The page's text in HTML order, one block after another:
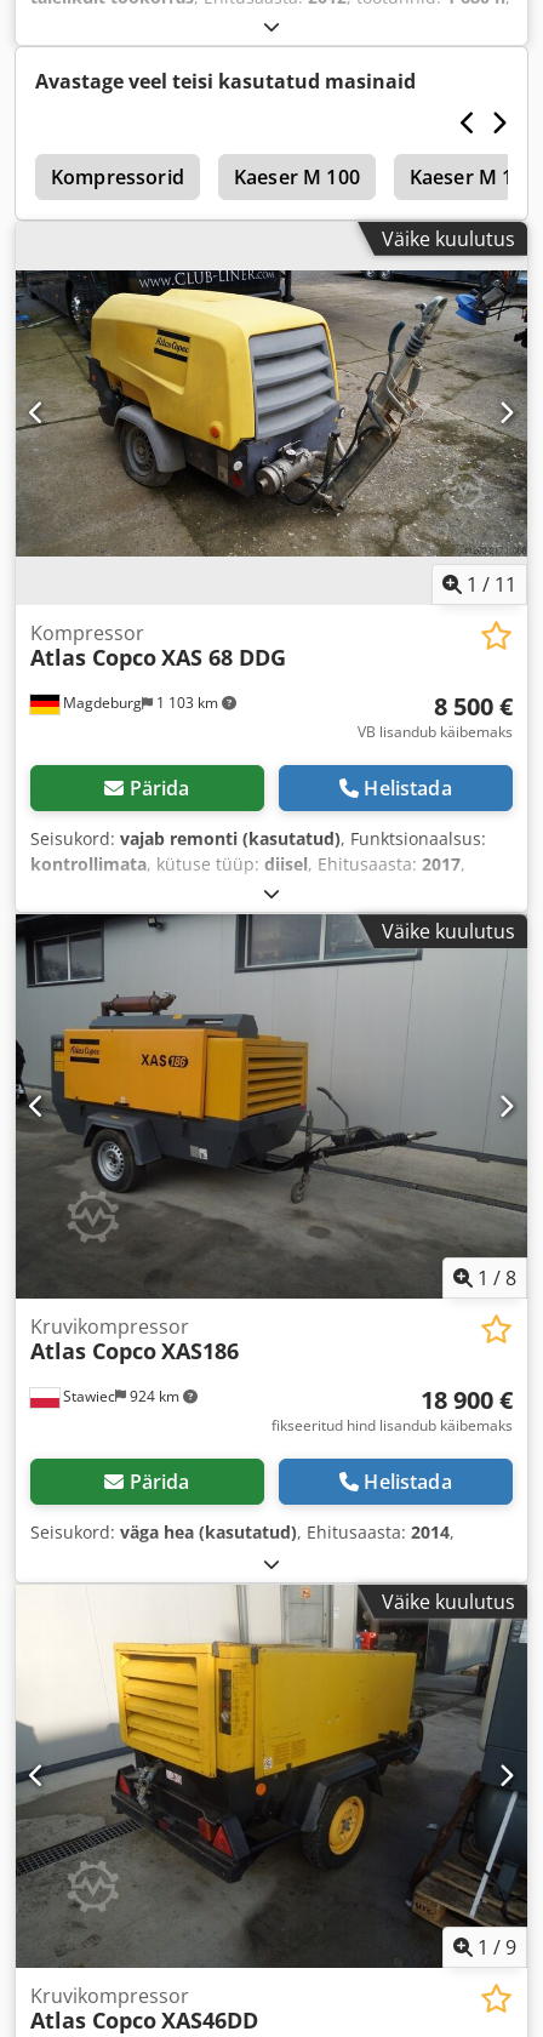
Avastage veel teisi kasutatud masinaid
Kompressorid Kaeser M 100 Kaeser M 121
Väike kuulutus
1 / 11
Magdeburg 1 103 km
Kompressor
Atlas CopcoXAS 68 DDG
8 500 €
VB lisandub käibemaks
Pärida Helistada
Seisukord: vajab remonti (kasutatud), Funktsionaalsus:
kontrollimata, kütuse tüüp: diisel, Ehitusaasta: 2017,
Väike kuulutus
1 /8
Stawiec 924 km
Kruvikompressor
Atlas CopcoXAS186
18 900 €
fikseeritud hind lisandub käibemaks
Pärida Helistada
Seisukord: väga hea (kasutatud), Ehitusaasta: 2014,
Väike kuulutus
1 /9
Kruvikompressor
Atlas CopcoXAS46DD